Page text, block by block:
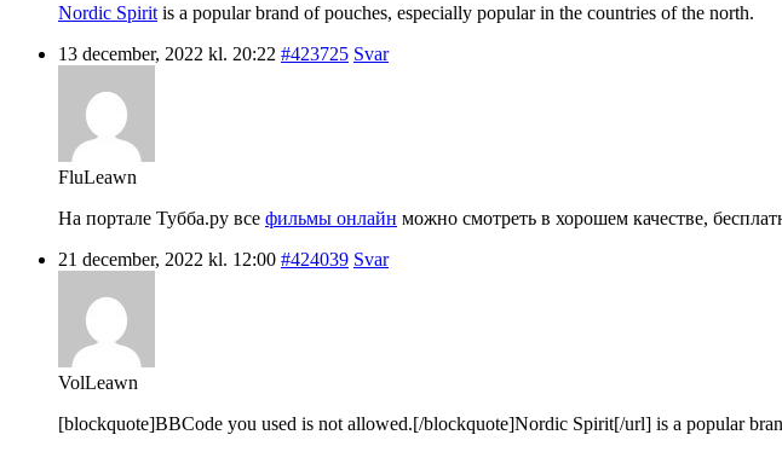
Nordic Spirit is a popular brand of pouches, especially popular in the countries of the north.
13 december, 2022 kl. 20:22 #423725 Svar
FluLeawn
На портале Тубба.ру все фильмы онлайн можно смотреть в хорошем качестве,
21 december, 2022 kl. 12:00 #424039 Svar
VolLeawn
[blockquote]BBCode you used is not allowed.[/blockquote]Nordic Spirit[/url] is a popular